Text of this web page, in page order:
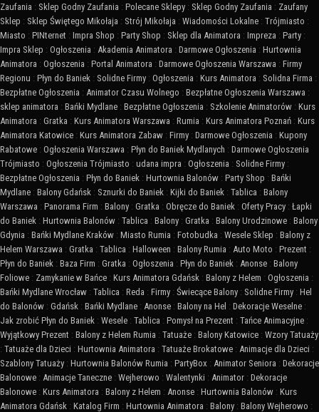
Zaufania : Sklep Godny Zaufania : Polecane Sklepy : Sklep Godny Zaufania : Zaufany
Sklep : Sklep Świętego Mikołaja : Strój Mikołaja : Wiadomości Lokalne : Trójmiasto :
Miasto : PINternet : Impra Shop : Party Shop : Sklep dla Animatora : Impreza : Party :
Impra Sklep : Ogłoszenia : Akademia Animatora : Darmowe Ogłoszenia : Hurtownia
Animatora : Ogłoszenia : Portal Animatora : Darmowe Ogłoszenia Warszawa : Firmy
Regionu : Płyn do Baniek : Solidne Firmy : Ogłoszenia : Kurs Animatora : Solidna Firma :
Bezpłatne Ogłoszenia : Animator Czasu Wolnego : Bezpłatne Ogłoszenia Warszawa :
sklep animatora : Bańki Mydlane : Bezpłatne Ogłoszenia : Szkolenie Animatorów : Kurs
Animatora : Gratka : Kurs Animatora Warszawa : Rumia : Kurs Animatora Poznań : Kurs
Animatora Katowice : Kurs Animatora Zabaw : Firmy : Darmowe Ogłoszenia : Kupony
Rabatowe : Ogłoszenia Warszawa : Płyn do Baniek Mydlanych : Darmowe Ogłoszenia
Trójmiasto : Ogłoszenia Trójmiasto : udana impra : Ogłoszenia : Solidne Firmy :
Bezpłatne Ogłoszenia : Płyn do Baniek : Hurtownia Balonów : Party Shop : Bańki
Mydlane : Balony Gdańsk : Sznurki do Baniek : Kijki do Baniek : Tablica : Balony
Warszawa : Panorama Firm : Balony : Gratka : Obręcze do Baniek : Oferty Pracy : Łapki
do Baniek : Hurtownia Balonów : Tablica : Balony : Gratka : Balony Urodzinowe : Balony
Gdynia : Bańki Mydlane Kraków : Miasto Rumia : Fotobudka : Wesele Sklep : Balony z
Helem Warszawa : Gratka : Tablica : Halloween : Balony Rumia : Auto Moto : Prezent :
Płyn do Baniek : Baza Firm : Gratka : Ogłoszenia : Płyn do Baniek : Anonse : Balony
Foliowe : Zamykanie w Bańce : Kurs Animatora Gdańsk : Balony z Helem : Ogłoszenia :
Bańki Mydlane Wrocław : Tablica : Reda : Firmy : Świecące Balony : Solidne Firmy : Hel
do Balonów : Gdańsk : Bańki Mydlane : Anonse : Balony na Hel : Dekoracje Weselne :
Jak zrobić Płyn do Baniek : Wesele : Tablica : Pomysł na Prezent : Tańce Animacyjne :
Wyjątkowy Prezent : Balony z Helem Rumia : Tatuaże : Balony Katowice : Wzory Tatuaży
: Tatuaże dla Dzieci : Hurtownia Animatora : Tatuaże Brokatowe : Animacje dla Dzieci :
Szablony Tatuaży : Hurtownia Balonów Rumia : PartyBox : Animator Seniora : Dekoracje
Balonowe : Animacje Taneczne : Wejherowo : Walentynki : Animator : Dekoracje
Balonowe : Kurs Animatora : Balony z Helem : Anonse : Hurtownia Balonów : Kurs
Animatora Gdańsk : Katalog Firm : Hurtownia Animatora : Balony : Balony Wejherowo :